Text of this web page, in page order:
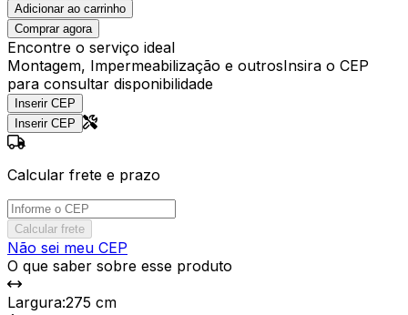
Adicionar ao carrinho
Comprar agora
Encontre o serviço ideal
Montagem, Impermeabilização e outrosInsira o CEP
para consultar disponibilidade
Inserir CEP
Inserir CEP
Calcular frete e prazo
Calcular frete
Não sei meu CEP
O que saber sobre esse produto
Largura:275 cm